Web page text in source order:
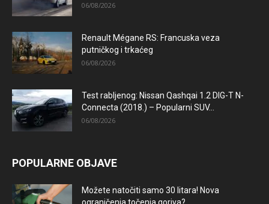
06/08/2026
Renault Mégane RS: Francuska veza
putničkog i trkaćeg
06/08/2026
Test rabljenog: Nissan Qashqai 1.2 DIG-T N-
Connecta (2018.) – Popularni SUV...
06/08/2026
POPULARNE OBJAVE
Možete natočiti samo 30 litara! Nova